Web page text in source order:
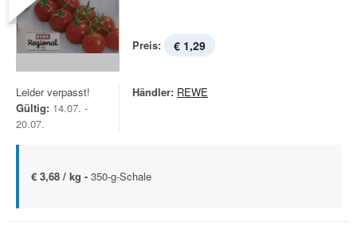
Preis: € 1,29
Leider verpasst!
Gültig: 14.07. -
20.07.
Händler: REWE
€ 3,68 / kg - 350-g-Schale